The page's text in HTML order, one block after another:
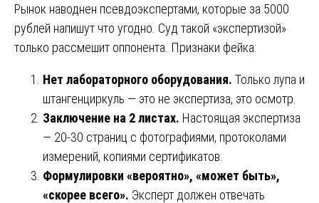
Рынок наводнен псевдоэкспертами, которые за 5000
рублей напишут что угодно. Суд такой «экспертизой»
только рассмешит оппонента. Признаки фейка:
Нет лабораторного оборудования. Только лупа и
штангенциркуль — это не экспертиза, это осмотр.
Заключение на 2 листах. Настоящая экспертиза
— 20-30 страниц с фотографиями, протоколами
измерений, копиями сертификатов.
Формулировки «вероятно», «может быть»,
«скорее всего». Эксперт должен отвечать